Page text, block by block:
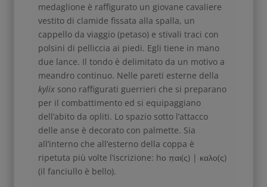
medaglione è raffigurato un giovane cavaliere
vestito di clamide fissata alla spalla, un
cappello da viaggio (petaso) e stivali traci con
polsini di pelliccia ai piedi. Egli tiene in mano
due lance. Il tondo è delimitato da un motivo a
meandro continuo. Nelle pareti esterne della
kylix sono raffigurati guerrieri che si preparano
per il combattimento ed si equipaggiano
dell’abito da opliti. Lo spazio sotto l’attacco
delle anse è decorato con palmette. Sia
all’interno che all’esterno della coppa è
ripetuta più volte l’iscrizione: hο π̣αι(ς) | καλο(ς)
(il fanciullo è bello).